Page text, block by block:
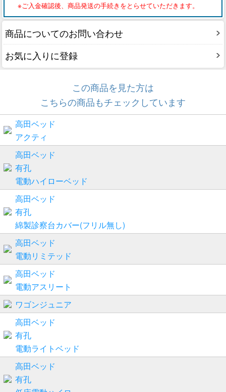
※ご入金確認後、商品発送の手続きをとらせていただきます。
商品についてのお問い合わせ
お気に入りに登録
この商品を見た方は
こちらの商品もチェックしています
高田ベッド
アクティ
高田ベッド
有孔
電動ハイローベッド
高田ベッド
有孔
綿製診察台カバー(フリル無し)
高田ベッド
電動リミテッド
高田ベッド
電動アスリート
ワゴンジュニア
高田ベッド
有孔
電動ライトベッド
高田ベッド
有孔